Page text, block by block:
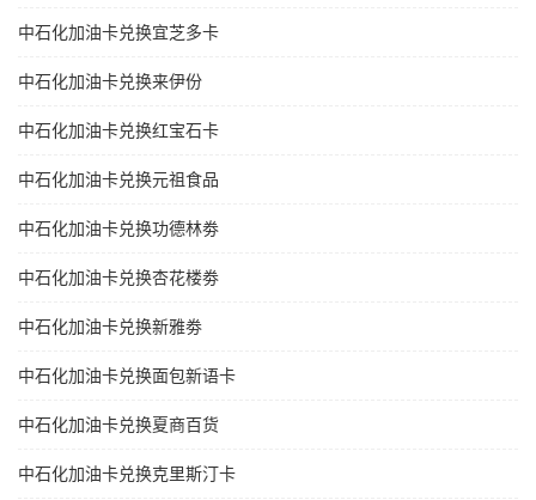
中石化加油卡兑换宜芝多卡
中石化加油卡兑换来伊份
中石化加油卡兑换红宝石卡
中石化加油卡兑换元祖食品
中石化加油卡兑换功德林劵
中石化加油卡兑换杏花楼劵
中石化加油卡兑换新雅劵
中石化加油卡兑换面包新语卡
中石化加油卡兑换夏商百货
中石化加油卡兑换克里斯汀卡